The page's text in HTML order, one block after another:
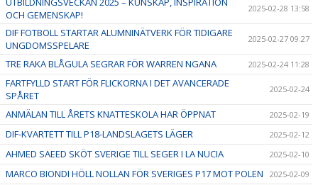
OCH GEMENSKAP!
2025-02-28 13:58
DIF FOTBOLL STARTAR ALUMNINÄTVERK FÖR TIDIGARE
UNGDOMSSPELARE
2025-02-27 09:27
TRE RAKA BLÅGULA SEGRAR FÖR WARREN NGANA 2025-02-24 11:28
FARTFYLLD START FÖR FLICKORNA I DET AVANCERADE
SPÅRET
2025-02-24
ANMÄLAN TILL ÅRETS KNATTESKOLA HAR ÖPPNAT 2025-02-19
DIF-KVARTETT TILL P18-LANDSLAGETS LÄGER 2025-02-12
AHMED SAEED SKÖT SVERIGE TILL SEGER I LA NUCIA 2025-02-10
MARCO BIONDI HÖLL NOLLAN FÖR SVERIGES P17 MOT POLEN 2025-02-09